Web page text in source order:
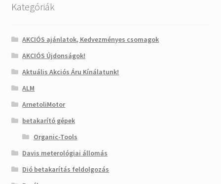
Kategóriák
AKCIÓS ajánlatok, Kedvezményes csomagok
AKCIÓS Újdonságok!
Aktuális Akciós Áru Kínálatunk!
ALM
ArnetoliMotor
betakarító gépek
Organic-Tools
Davis meterológiai állomás
Dió betakarítás feldolgozás